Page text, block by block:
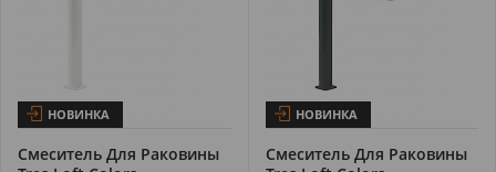
НОВИНКА
Смеситель Для Раковины
НОВИНКА
Смеситель Для Раковины